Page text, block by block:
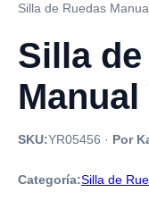
Silla de Ruedas
Silla
Manual
SKU:YR05456 · Por
Categoría:Silla de